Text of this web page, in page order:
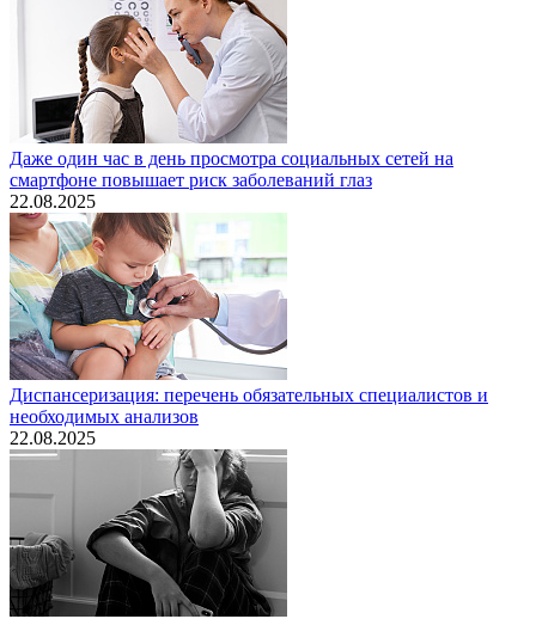
Даже один час в день просмотра социальных сетей на
смартфоне повышает риск заболеваний глаз
22.08.2025
Диспансеризация: перечень обязательных специалистов и
необходимых анализов
22.08.2025